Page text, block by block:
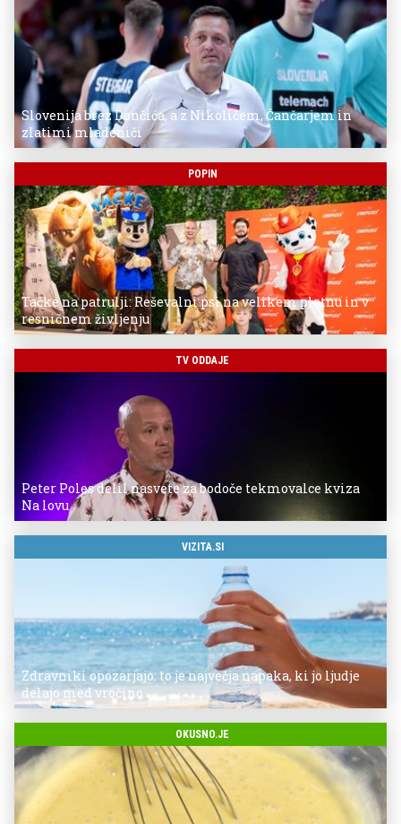
Slovenija brez Dončića, a z Nikolićem, Čančarjem in
zlatimi mladeniči
POPIN
Tačke na patrulji: Reševalni psi na velikem platnu in v
resničnem življenju
TV ODDAJE
Peter Poles delil nasvete za bodoče tekmovalce kviza
Na lovu
VIZITA.SI
Zdravniki opozarjajo: to je največja napaka, ki jo ljudje
delajo med vročino
OKUSNO.JE